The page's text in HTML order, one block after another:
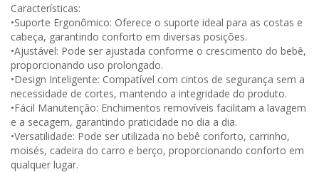
Características:
•Suporte Ergonômico: Oferece o suporte ideal para as costas e
cabeça, garantindo conforto em diversas posições.
•Ajustável: Pode ser ajustada conforme o crescimento do bebê,
proporcionando uso prolongado.
•Design Inteligente: Compatível com cintos de segurança sem a
necessidade de cortes, mantendo a integridade do produto.
•Fácil Manutenção: Enchimentos removíveis facilitam a lavagem
e a secagem, garantindo praticidade no dia a dia.
•Versatilidade: Pode ser utilizada no bebê conforto, carrinho,
moisés, cadeira do carro e berço, proporcionando conforto em
qualquer lugar.